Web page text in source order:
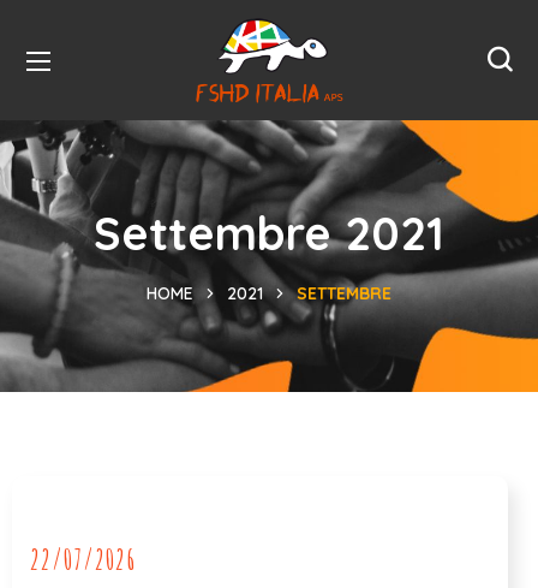
Settembre 2021
HOME 2021 SETTEMBRE
22/07/2026